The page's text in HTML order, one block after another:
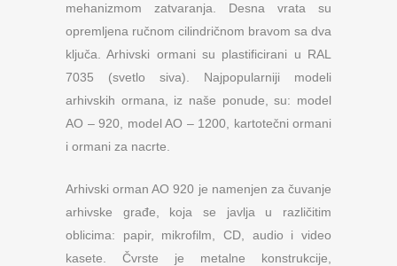
mehanizmom zatvaranja. Desna vrata su
opremljena ručnom cilindričnom bravom sa dva
ključa. Arhivski ormani su plastificirani u RAL
7035 (svetlo siva). Najpopularniji modeli
arhivskih ormana, iz naše ponude, su: model
AO – 920, model AO – 1200, kartotečni ormani
i ormani za nacrte.
Arhivski orman AO 920 je namenjen za čuvanje
arhivske građe, koja se javlja u različitim
oblicima: papir, mikrofilm, CD, audio i video
kasete. Čvrste je metalne konstrukcije,